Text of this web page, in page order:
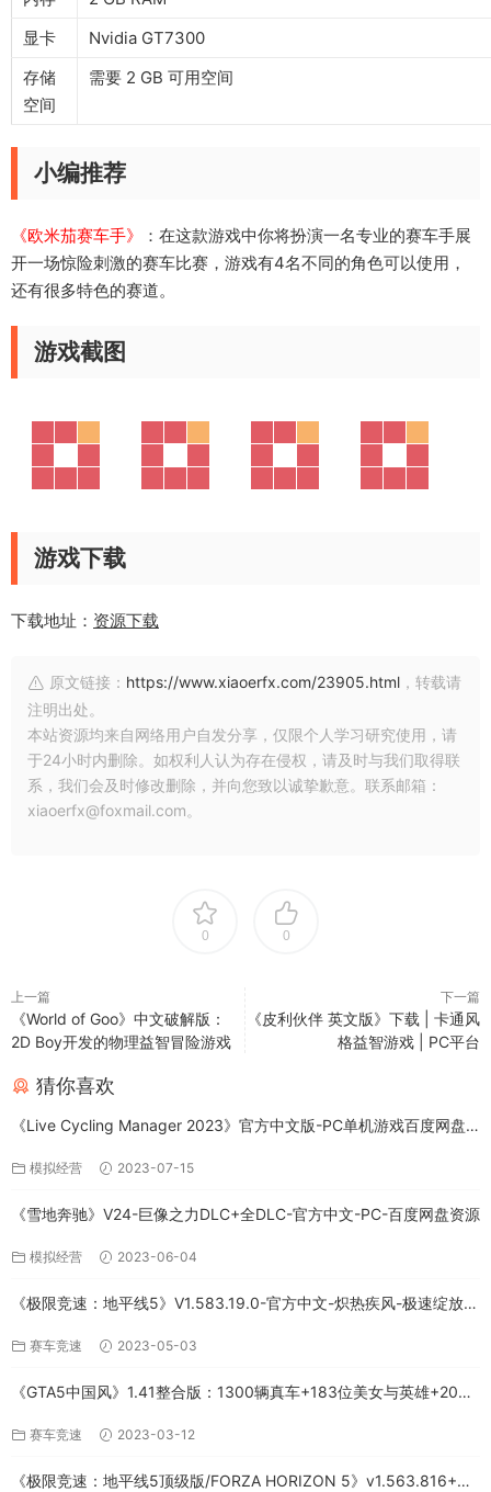
显卡
Nvidia GT7300
存储
空间
需要 2 GB 可用空间
小编推荐
《欧米茄赛车手》
：在这款游戏中你将扮演一名专业的赛车手展
开一场惊险刺激的赛车比赛，游戏有4名不同的角色可以使用，
还有很多特色的赛道。
游戏截图
游戏下载
下载地址： 资源下载
原文链接： https://www.xiaoerfx.com/23905.html ，转载请
注明出处。
本站资源均来自网络用户自发分享，仅限个人学习研究使用，请
于24小时内删除。如权利人认为存在侵权，请及时与我们取得联
系，我们会及时修改删除，并向您致以诚挚歉意。联系邮箱：
xiaoerfx@foxmail.com。
0 0
上一篇
《World of Goo》中文破解版：
2D Boy开发的物理益智冒险游戏
下一篇
《皮利伙伴 英文版》下载 | 卡通风
格益智游戏 | PC平台
猜你喜欢
《Live Cycling Manager 2023》官方中文版-PC单机游戏百度网盘
模拟经营 2023-07-15
《雪地奔驰》V24-巨像之力DLC+全DLC-官方中文-PC-百度网盘资源
模拟经营 2023-06-04
《极限竞速：地平线5》V1.583.19.0-官方中文-炽热疾风-极速绽放
赛车竞速 2023-05-03
《GTA5中国风》1.41整合版：1300辆真车+183位美女与英雄+200%
赛车竞速 2023-03-12
《极限竞速：地平线5顶级版/FORZA HORIZON 5》v1.563.816+全